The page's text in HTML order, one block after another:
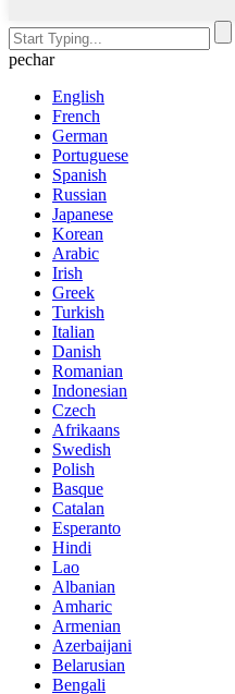
pechar
English
French
German
Portuguese
Spanish
Russian
Japanese
Korean
Arabic
Irish
Greek
Turkish
Italian
Danish
Romanian
Indonesian
Czech
Afrikaans
Swedish
Polish
Basque
Catalan
Esperanto
Hindi
Lao
Albanian
Amharic
Armenian
Azerbaijani
Belarusian
Bengali